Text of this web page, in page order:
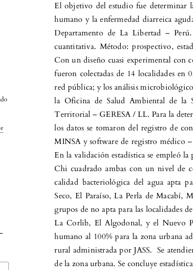
El objetivo del estudio fue determinar
humano y la enfermedad diarreica
Departamento de La Libertad –
cuantitativa. Método: prospectivo,
Con un diseño cuasi experimental con
fueron colectadas de 14 localidades
red pública; y los análisis
la Oficina de Salud Ambiental de la
Territorial – GERESA / LL. Para la
los datos se tomaron del registro de
MINSA y software de registro médico
En la validación estadística se empleó
Chi cuadrado ambas con un nivel de
calidad bacteriológica del agua apta
Seco, El Paraíso, La Perla de Macabí,
grupos de no apta para las localidades
La Corlib, El Algodonal, y el Nuevo
humano al 100% para la zona urbana
rural administrada por JASS. Se
de la zona urbana. Se concluye